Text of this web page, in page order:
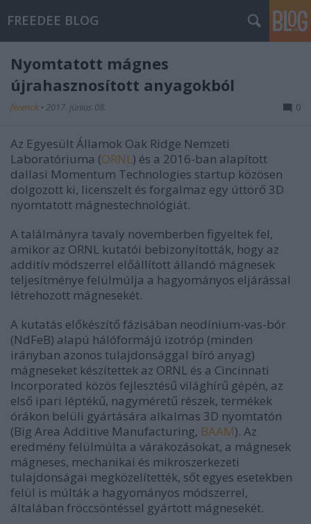
FREEDEE BLOG
Nyomtatott mágnes
újrahasznosított anyagokból
ferenck • 2017. június 08. 0
Az Egyesült Államok Oak Ridge Nemzeti
Laboratóriuma (ORNL) és a 2016-ban alapított
dallasi Momentum Technologies startup közösen
dolgozott ki, licenszelt és forgalmaz egy úttörő 3D
nyomtatott mágnestechnológiát.
A találmányra tavaly novemberben figyeltek fel,
amikor az ORNL kutatói bebizonyították, hogy az
additív módszerrel előállított állandó mágnesek
teljesítménye felülmúlja a hagyományos eljárással
létrehozott mágnesekét.
A kutatás előkészítő fázisában neodínium-vas-bór
(NdFeB) alapú hálóformájú izotróp (minden
irányban azonos tulajdonsággal bíró anyag)
mágneseket készítettek az ORNL és a Cincinnati
Incorporated közös fejlesztésű világhírű gépén, az
első ipari léptékű, nagyméretű részek, termékek
órákon belüli gyártására alkalmas 3D nyomtatón
(Big Area Additive Manufacturing, BAAM). Az
eredmény felülmúlta a várakozásokat, a mágnesek
mágneses, mechanikai és mikroszerkezeti
tulajdonságai megközelítették, sőt egyes esetekben
felül is múlták a hagyományos módszerrel,
általában fröccsöntéssel gyártott mágnesekét.